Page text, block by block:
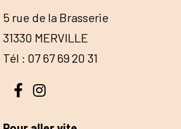
5 rue de la Brasserie
31330 MERVILLE
Tél : 07 67 69 20 31